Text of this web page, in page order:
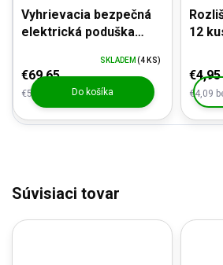
Vyhrievacia bezpečná
elektrická poduška
mačky
€57,56 bez DPH
€69,65
SKLADEM (4 KS)
Do košíka
12
€4,09
€4,95
Súvisiaci tovar